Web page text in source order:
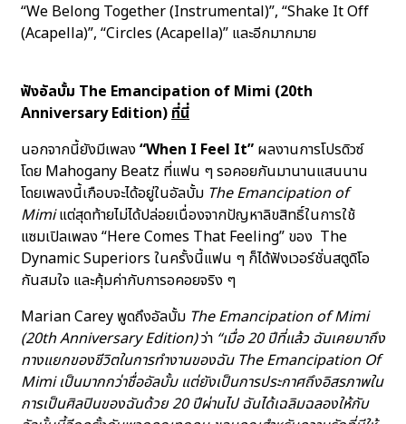
“We Belong Together (Instrumental)”, “Shake It Off
(Acapella)”, “Circles (Acapella)” และอีกมากมาย
ฟังอัลบั้ม The Emancipation of Mimi (20th
Anniversary Edition)ที่นี่
นอกจากนี้ยังมีเพลง“When I Feel It” ผลงานการโปรดิวซ์
โดย Mahogany Beatz ที่แฟน ๆ รอคอยกันมานานแสนนาน
โดยเพลงนี้เกือบจะได้อยู่ในอัลบั้ม The Emancipation of
Mimiแต่สุดท้ายไม่ได้ปล่อยเนื่องจากปัญหาลิขสิทธิ์ในการใช้
แซมเปิลเพลง “Here Comes That Feeling” ของ The
Dynamic Superiors ในครั้งนี้แฟน ๆ ก็ได้ฟังเวอร์ชั่นสตูดิโอ
กันสมใจ และคุ้มค่ากับการอคอยจริง ๆ
Marian Carey พูดถึงอัลบั้ม The Emancipation of Mimi
(20th Anniversary Edition)ว่า “เมื่อ 20 ปีที่แล้ว ฉันเคยมาถึง
ทางแยกของชีวิตในการทำงานของฉัน The Emancipation Of
Mimi เป็นมากกว่าชื่ออัลบั้ม แต่ยังเป็นการประกาศถึงอิสรภาพใน
การเป็นศิลปินของฉันด้วย 20 ปีผ่านไป ฉันได้เฉลิมฉลองให้กับ